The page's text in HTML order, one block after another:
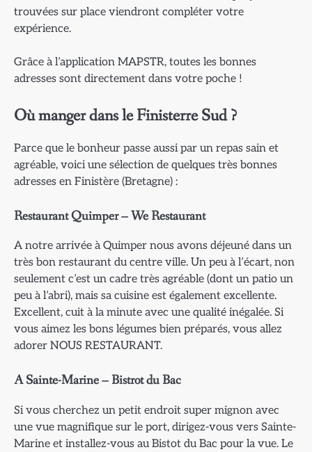
trouvées sur place viendront compléter votre
expérience.
Grâce à l’application MAPSTR, toutes les bonnes
adresses sont directement dans votre poche !
Où manger dans le Finisterre Sud ?
Parce que le bonheur passe aussi par un repas sain et
agréable, voici une sélection de quelques très bonnes
adresses en Finistère (Bretagne) :
Restaurant Quimper – We Restaurant
A notre arrivée à Quimper nous avons déjeuné dans un
très bon restaurant du centre ville. Un peu à l’écart, non
seulement c’est un cadre très agréable (dont un patio un
peu à l’abri), mais sa cuisine est également excellente.
Excellent, cuit à la minute avec une qualité inégalée. Si
vous aimez les bons légumes bien préparés, vous allez
adorer NOUS RESTAURANT.
A Sainte-Marine – Bistrot du Bac
Si vous cherchez un petit endroit super mignon avec
une vue magnifique sur le port, dirigez-vous vers Sainte-
Marine et installez-vous au Bistot du Bac pour la vue. Le